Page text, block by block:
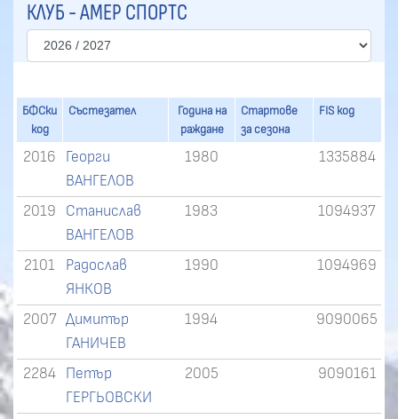
КЛУБ - АМЕР СПОРТС
БФСки
код
Състезател
Година на
раждане
Стартове
за сезона
FIS код
2016
Георги
ВАНГЕЛОВ
1980 1335884
2019
Станислав
ВАНГЕЛОВ
1983 1094937
2101
Радослав
ЯНКОВ
1990 1094969
2007
Димитър
ГАНИЧЕВ
1994 9090065
2284
Петър
ГЕРГЬОВСКИ
2005 9090161